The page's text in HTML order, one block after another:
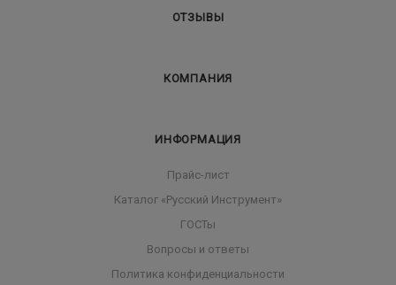
ОТЗЫВЫ
КОМПАНИЯ
ИНФОРМАЦИЯ
Прайс-лист
Каталог «Русский Инструмент»
ГОСТы
Вопросы и ответы
Политика конфиденциальности